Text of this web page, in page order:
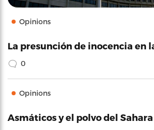
Opinions
La presunción de inocencia en
0
Opinions
Asmáticos y el polvo del Sahara